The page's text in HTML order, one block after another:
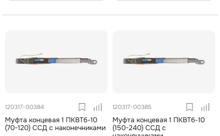
120317-00384
Муфта концевая 1 ПКВТб-10
(70-120) ССД с наконечниками
120317-00385
Муфта концевая 1 ПКВТб-10
(150-240) ССД с